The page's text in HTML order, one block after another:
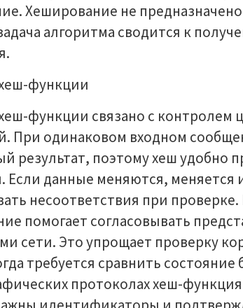
Хеширование не
алгоритма сводится к
функции
функции связано с контролем
При одинаковом входном
результат, поэтому хеш удобно
Если данные меняются, меняется
несоответствия при
помогает согласовывать
сети. Это упрощает проверку
требуется сравнить состояние
протоколах хеш-функция